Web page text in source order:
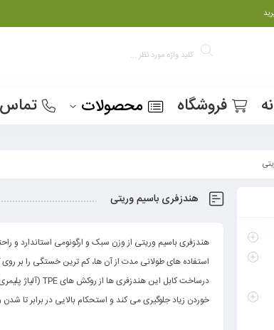
فروشگاه محصولات تماس
هندزفری باسیم وریتی
هندزفری باسیم وریتی از وزن سبک و ارگونومی استاندارد و
استفاده های طولانی مدت از آن ها، کم ترین خستگی را بر روی
درساخت کابل این هندزفری ها از روکش های TPE (آلیاژ پلیمری) و کنفی استفاده شده است که از پیچ
خوردن زیاد جلوگیری می کند و استحکام بالایی در برابر تا